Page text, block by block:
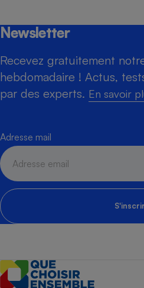
Newsletter
Recevez gratuitement
hebdomadaire ! Actus,
par des experts. En savoir
Adresse mail